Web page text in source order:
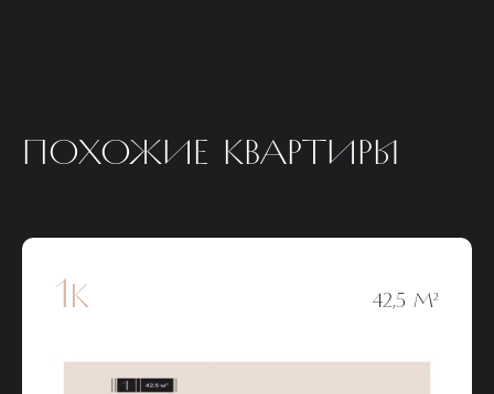
ПОХОЖИЕ КВАРТИРЫ
1к 42,5 М²